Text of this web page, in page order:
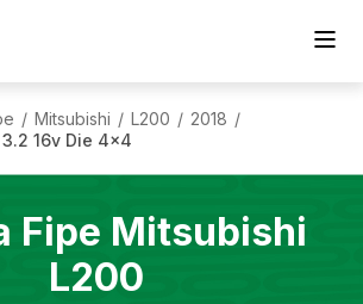
/ Mitsubishi / L200 / 2018 /
16v Die 4x4
Fipe Mitsubishi
L200